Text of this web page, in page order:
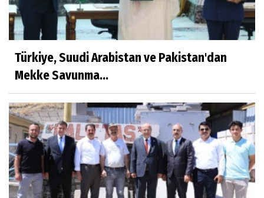
Türkiye, Suudi Arabistan ve Pakistan'dan
Mekke Savunma...